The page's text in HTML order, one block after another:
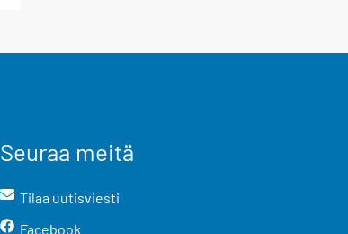
Seuraa meitä
Tilaa uutisviesti
Facebook